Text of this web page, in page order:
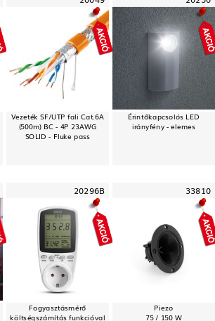
Vezeték SF/UTP fali Cat.6A
(500m) BC - 4P 23AWG
SOLID - Fluke pass
Érintőkapcsolós LED
irányfény - elemes
20296B
Fogyasztásmérő
költségszámítás funkcióval
33810
Piezo
75 / 150 W